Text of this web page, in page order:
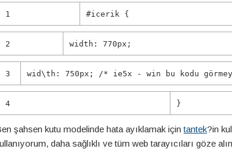
1 #icerik {
2 width :770px ;
3 wid\th:750px ; /* ie5x - win bu kodu
4 }
şahsen kutu modelinde hata ayıklamak içintantek?in
daha sağlıklı ve tüm web tarayıcıları göze